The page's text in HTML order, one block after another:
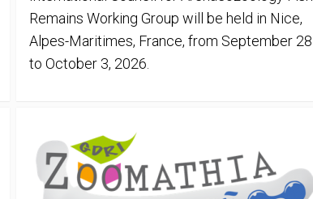
Remains Working Group will be held in Nice,
Alpes-Maritimes, France, from September 28
to October 3, 2026.